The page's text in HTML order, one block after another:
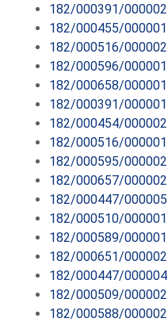
182/000391/000002
182/000455/000001
182/000516/000002
182/000596/000001
182/000658/000001
182/000391/000001
182/000454/000002
182/000516/000001
182/000595/000002
182/000657/000002
182/000447/000005
182/000510/000001
182/000589/000001
182/000651/000002
182/000447/000004
182/000509/000002
182/000588/000002